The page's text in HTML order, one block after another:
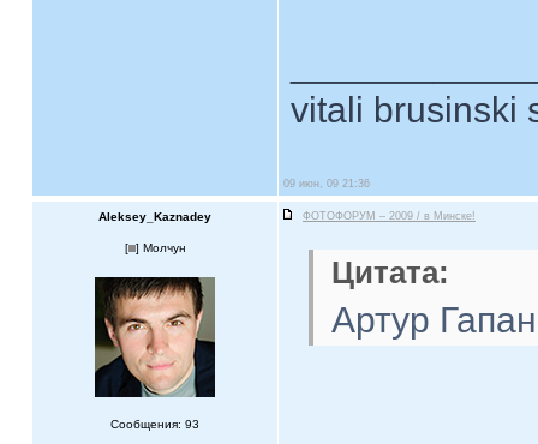
vitali brusinski
09 июн, 09 21:36
Aleksey_Kaznadey ФОТОФОРУМ – 2009 / в Минске!
[ ] Молчун
Сообщения: 93
Цитата:
Артур